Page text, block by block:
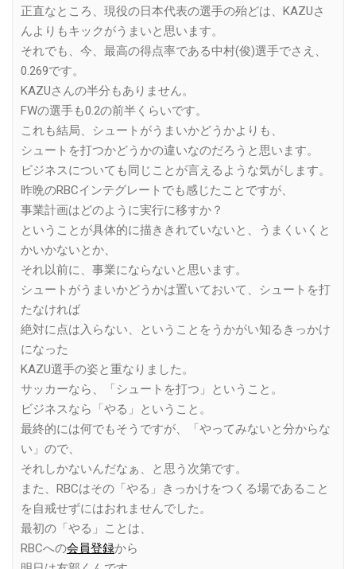
正直なところ、現役の日本代表の選手の殆どは、KAZUさ
んよりもキックがうまいと思います。
それでも、今、最高の得点率である中村(俊)選手でさえ、
0.269です。
KAZUさんの半分もありません。
FWの選手も0.2の前半くらいです。
これも結局、シュートがうまいかどうかよりも、
シュートを打つかどうかの違いなのだろうと思います。
ビジネスについても同じことが言えるような気がします。
昨晩のRBCインテグレートでも感じたことですが、
事業計画はどのように実行に移すか？
ということが具体的に描ききれていないと、うまくいくと
かいかないとか、
それ以前に、事業にならないと思います。
シュートがうまいかどうかは置いておいて、シュートを打
たなければ
絶対に点は入らない、ということをうかがい知るきっかけ
になった
KAZU選手の姿と重なりました。
サッカーなら、「シュートを打つ」ということ。
ビジネスなら「やる」ということ。
最終的には何でもそうですが、「やってみないと分からな
い」ので、
それしかないんだなぁ、と思う次第です。
また、RBCはその「やる」きっかけをつくる場であること
を自戒せずにはおれませんでした。
最初の「やる」ことは、
RBCへの会員登録から